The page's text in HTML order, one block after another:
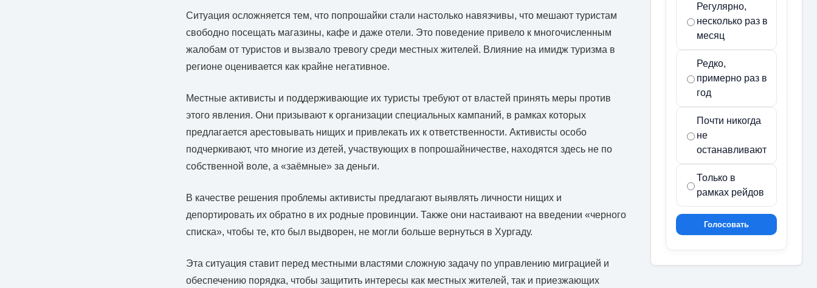
Ситуация осложняется тем, что попрошайки стали настолько навязчивы, что мешают туристам
свободно посещать магазины, кафе и даже отели. Это поведение привело к многочисленным
жалобам от туристов и вызвало тревогу среди местных жителей. Влияние на имидж туризма в
регионе оценивается как крайне негативное.
Местные активисты и поддерживающие их туристы требуют от властей принять меры против
этого явления. Они призывают к организации специальных кампаний, в рамках которых
предлагается арестовывать нищих и привлекать их к ответственности. Активисты особо
подчеркивают, что многие из детей, участвующих в попрошайничестве, находятся здесь не по
собственной воле, а «заёмные» за деньги.
В качестве решения проблемы активисты предлагают выявлять личности нищих и
депортировать их обратно в их родные провинции. Также они настаивают на введении «черного
списка», чтобы те, кто был выдворен, не могли больше вернуться в Хургаду.
Эта ситуация ставит перед местными властями сложную задачу по управлению миграцией и
обеспечению порядка, чтобы защитить интересы как местных жителей, так и приезжающих
Регулярно,
несколько раз в
месяц
Редко,
примерно раз в
год
Почти никогда
не
останавливают
Только в
рамках рейдов
Голосовать